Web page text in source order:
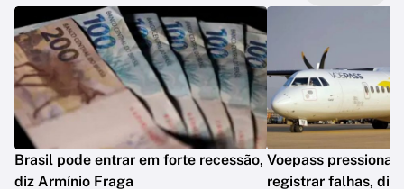
Brasil pode entrar em forte recessão,
diz Armínio Fraga
Voepass
registrar falhas, diz